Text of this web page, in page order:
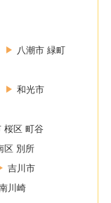
八潮市 緑町
和光市
桜区 町谷
区 別所
吉川市
川崎